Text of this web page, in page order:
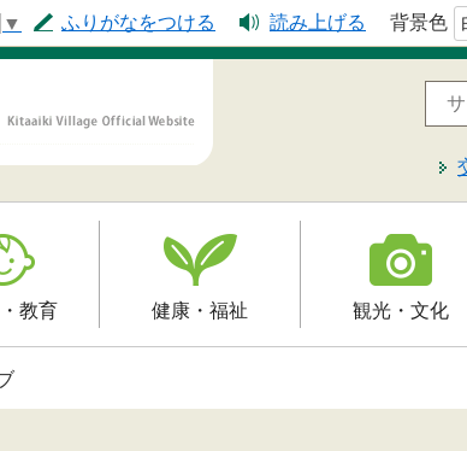
▼ ふりがなをつける 読み上げる 背景色
教育
予防接種
健康・福祉
介護保険
観光・文化
文化財